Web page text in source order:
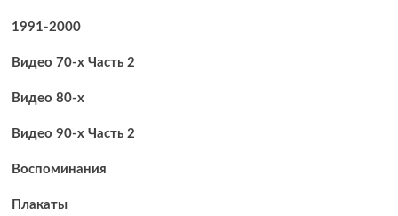
1991-2000
Видео 70-х Часть 2
Видео 80-х
Видео 90-х Часть 2
Воспоминания
Плакаты